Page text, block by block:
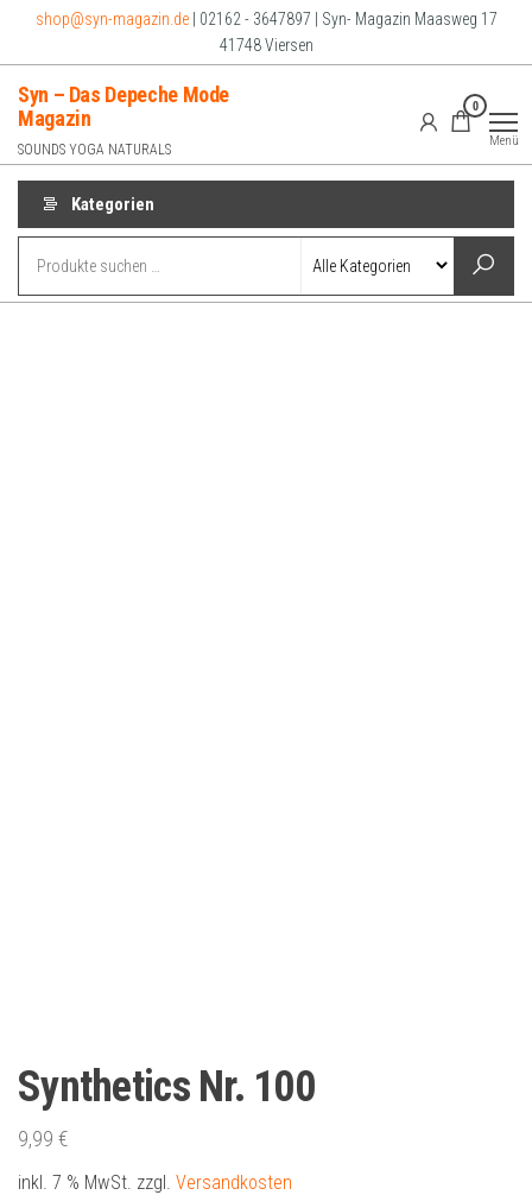
springen
shop@syn-magazin.de| 02162 - 3647897 | Syn- Magazin Maasweg 17
41748 Viersen
Syn – Das Depeche Mode
Magazin
SOUNDS YOGA NATURALS
0
Menü
Kategorien
Synthetics Nr. 100
9,99 €
inkl. 7 % MwSt. zzgl. Versandkosten